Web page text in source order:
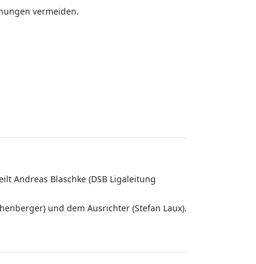
vermeiden.
Andreas Blaschke (DSB Ligaleitung
und dem Ausrichter (Stefan Laux).